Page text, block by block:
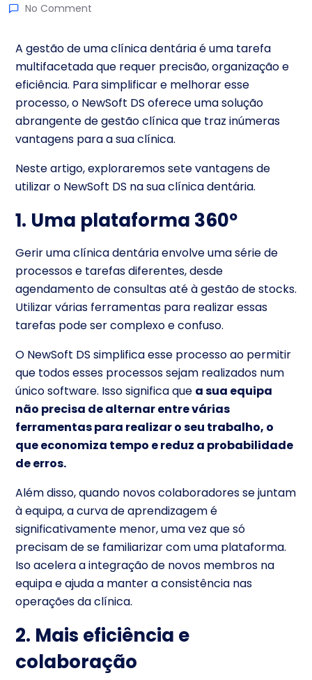
No Comment
A gestão de uma clínica dentária é uma tarefa
multifacetada que requer precisão, organização e
eficiência. Para simplificar e melhorar esse
processo, o NewSoft DS oferece uma solução
abrangente de gestão clínica que traz inúmeras
vantagens para a sua clínica.
Neste artigo, exploraremos sete vantagens de
utilizar o NewSoft DS na sua clínica dentária.
1. Uma plataforma 360º
Gerir uma clínica dentária envolve uma série de
processos e tarefas diferentes, desde
agendamento de consultas até à gestão de stocks.
Utilizar várias ferramentas para realizar essas
tarefas pode ser complexo e confuso.
O NewSoft DS simplifica esse processo ao permitir
que todos esses processos sejam realizados num
único software. Isso significa que a sua equipa
não precisa de alternar entre várias
ferramentas para realizar o seu trabalho, o
que economiza tempo e reduz a probabilidade
de erros.
Além disso, quando novos colaboradores se juntam
à equipa, a curva de aprendizagem é
significativamente menor, uma vez que só
precisam de se familiarizar com uma plataforma.
Iso acelera a integração de novos membros na
equipa e ajuda a manter a consistência nas
operações da clínica.
2. Mais eficiência e
colaboração